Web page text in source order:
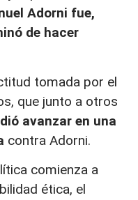
Adorni fue,
de hacer
tomada por el
que junto a otros
avanzar en una
contra Adorni.
comienza a
ética, el